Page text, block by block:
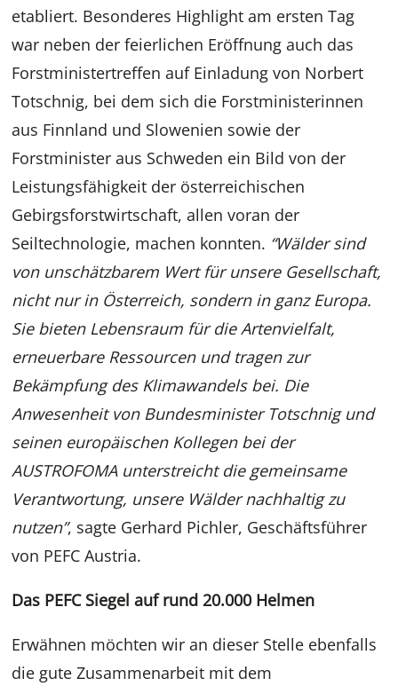
etabliert. Besonderes Highlight am ersten Tag
war neben der feierlichen Eröffnung auch das
Forstministertreffen auf Einladung von Norbert
Totschnig, bei dem sich die Forstministerinnen
aus Finnland und Slowenien sowie der
Forstminister aus Schweden ein Bild von der
Leistungsfähigkeit der österreichischen
Gebirgsforstwirtschaft, allen voran der
Seiltechnologie, machen konnten. “Wälder sind
von unschätzbarem Wert für unsere Gesellschaft,
nicht nur in Österreich, sondern in ganz Europa.
Sie bieten Lebensraum für die Artenvielfalt,
erneuerbare Ressourcen und tragen zur
Bekämpfung des Klimawandels bei. Die
Anwesenheit von Bundesminister Totschnig und
seinen europäischen Kollegen bei der
AUSTROFOMA unterstreicht die gemeinsame
Verantwortung, unsere Wälder nachhaltig zu
nutzen”, sagte Gerhard Pichler, Geschäftsführer
von PEFC Austria.
Das PEFC Siegel auf rund 20.000 Helmen
Erwähnen möchten wir an dieser Stelle ebenfalls
die gute Zusammenarbeit mit dem